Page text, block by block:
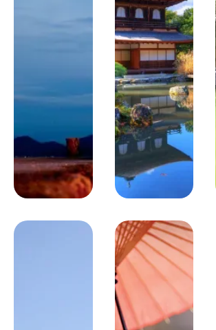
train rapide, le fameux Shinkansen, pour
train express pour les Alpes japonaises
Déjeuner bento à bord. Balade dans la
maison ancienne Jinya. Dîner. Nuit à
Takayama/Shirakawa-go/
125 km
Visite du marché Kamisanomachi et du
Kaikan où sont exposés les chars
festivals traditionnels. Départ pour
de ce village de montagne si particulier
maisons aux toits de chaume à double
accentuée. Déjeuner, route pour
jardin Kenrokuen, l’un des plus
balade dans les quartiers des geishas.
spécialités : teppanyaki. Nuit à l’hôtel Ana